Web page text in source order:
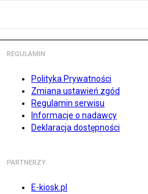
REGULAMIN
Polityka Prywatności
Zmiana ustawień zgód
Regulamin serwisu
Informacje o nadawcy
Deklaracja dostępności
PARTNERZY
E-kiosk.pl